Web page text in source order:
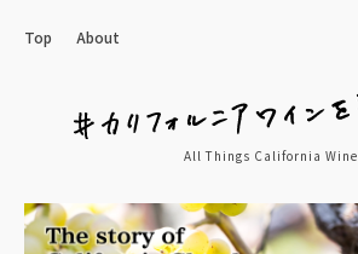
All Things California Wine
Top About